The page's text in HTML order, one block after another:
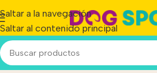
Saltar a la navegación
Saltar al contenido principal
55 cmInicio/Producto